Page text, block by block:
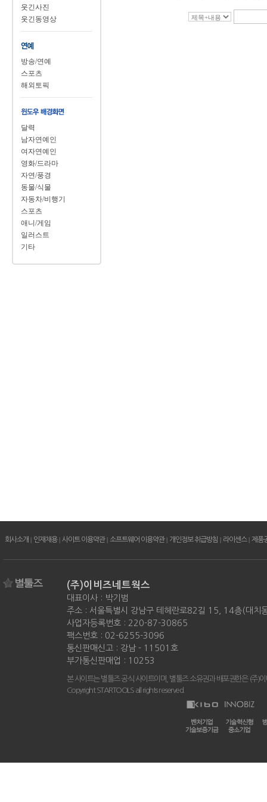
웃긴사진
웃긴동영상
방송/연예
스포츠
해외토픽
달력
남자연예인
여자연예인
영화/드라마
자연/풍경
동물/식물
자동차/비행기
스포츠
애니/게임
일러스트
기타
회사소개 | 인재채용 | 사이트 이용약관 | 소프트웨어 이용약관 | 개인정보 취급방침 | 라이센스 | 제품
(주)이비즈네트웍스
대표이사 : 박기범
주소 : 서울특별시 강남구 테헤란로82길 15, 14층(대치
사업자등록번호 : 220-87-30865
팩스번호 : 02-6255-3096
통신판매신고 : 강남 - 11501호
부가통신판매업 : 10253
본 사이트는 별툴즈 공식 사이트이며, 별툴즈 소유권과 배포권한은 (주)
Copyright STARTOOLS all rights reserved.